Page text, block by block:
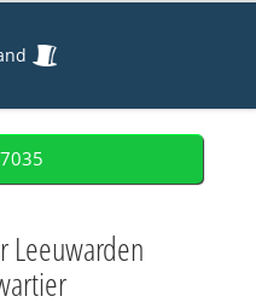
Leeuwarden